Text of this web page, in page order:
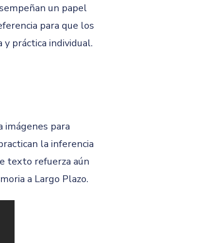
un papel
para que los
práctica individual.
imágenes para
la inferencia
texto refuerza aún
a Largo Plazo.